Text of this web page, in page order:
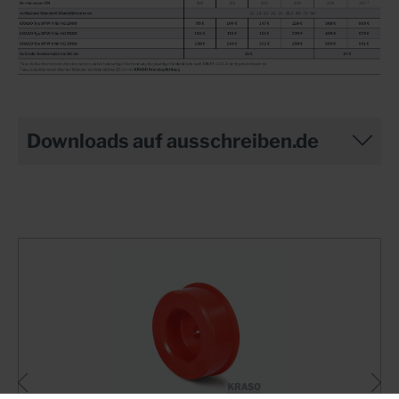
Downloads auf ausschreiben.de